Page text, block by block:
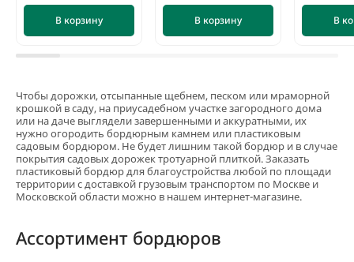
В корзину В корзину В
Кора сосны Стандарт
5 6 отзывов
предзаказ
Чтобы дорожки, отсыпанные щебнем, песком или мраморной
крошкой в саду, на приусадебном участке загородного дома
или на даче выглядели завершенными и аккуратными, их
нужно огородить бордюрным камнем или пластиковым
садовым бордюром. Не будет лишним такой бордюр и в случае
покрытия садовых дорожек тротуарной плиткой. Заказать
пластиковый бордюр для благоустройства любой по площади
территории с доставкой грузовым транспортом по Москве и
Московской области можно в нашем интернет-магазине.
Ассортимент бордюров